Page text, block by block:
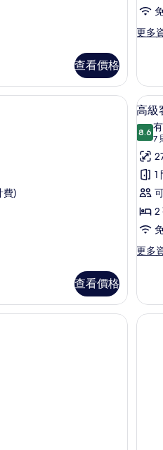
查看價格
張
特
人
床
的
所
有
相
片
更多
更
客
房,
1
特
雙
人
床
的
詳
級客房 | 遮光布/窗簾、熨斗/熨衣板、免
費)
查看價格
顯
示
高
級
客
房,
2
張
單
的
所
6
高級
8.6
8.67
(7
則
評
1
2
更多
更
客
房,
2